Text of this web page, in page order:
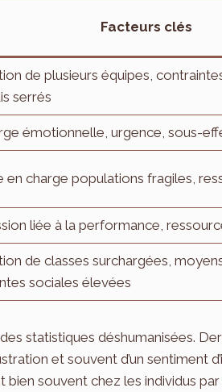
Facteurs clés
de plusieurs équipes,
serrés
émotionnelle, urgence, sous-
en charge populations fragiles,
liée à la performance,
de classes surchargées,
sociales élevées
statistiques déshumanisées.
et souvent d’un sentiment
souvent chez les individus